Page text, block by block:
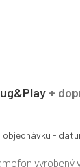
+
objednávku -
vyrobený